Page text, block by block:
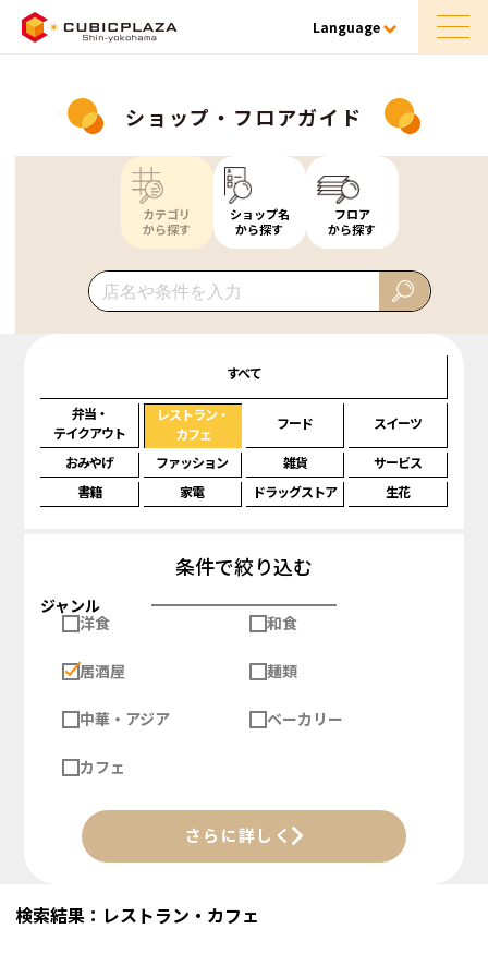
Language
ショップ・フロアガイド
カテゴリ
から探す
ショップ名
から探す
フロア
から探す
すべて
弁当・
テイクアウト
レストラン・
カフェ
フード スイーツ
おみやげ ファッション 雑貨
サービス
書籍
家電 ドラッグストア 生花
条件で絞り込む
ジャンル
洋食
和食
居酒屋 麺類
中華・アジア ベーカリー
カフェ
さらに詳しく
検索結果：レストラン・カフェ